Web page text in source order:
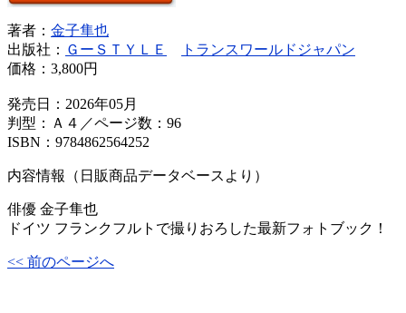
著者： 金子隼也
出版社： ＧーＳＴＹＬＥ
トランスワールドジャパン
価格： 3,800円
発売日：2026年05月
判型：Ａ４／ページ数：96
ISBN：9784862564252
内容情報（日販商品データベースより）
俳優 金子隼也
ドイツ フランクフルトで撮りおろした最新フォトブック！
<< 前のページへ